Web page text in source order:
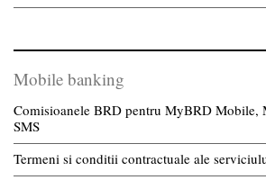
Mobile banking
Comisioanele BRD pentru MyBRD
SMS
Termeni si conditii contractuale ale